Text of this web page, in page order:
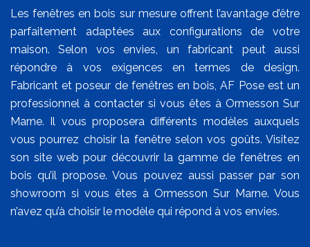
Les fenêtres en bois sur mesure offrent l’avantage d’être
parfaitement adaptées aux configurations de votre
maison. Selon vos envies, un fabricant peut aussi
répondre à vos exigences en termes de design.
Fabricant et poseur de fenêtres en bois, AF Pose est un
professionnel à contacter si vous êtes à Ormesson Sur
Marne. Il vous proposera différents modèles auxquels
vous pourrez choisir la fenêtre selon vos goûts. Visitez
son site web pour découvrir la gamme de fenêtres en
bois qu’il propose. Vous pouvez aussi passer par son
showroom si vous êtes à Ormesson Sur Marne. Vous
n’avez qu’à choisir le modèle qui répond à vos envies.